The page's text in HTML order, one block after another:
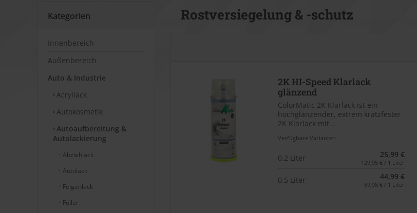
Kategorien
Innenbereich
Außenbereich
Auto & Industrie
Acryllack
Autokosmetik
Autoaufbereitung &
Autolackierung
Abziehlack
Autolack
Felgenlack
Füller
Rostversiegelung & -schutz
2K HI-Speed Klarlack
glänzend
ColorMatic 2K Klarlack ist ein
hochglänzender, extrem kratzfester
2K Klarlack mit...
Verfügbare Varianten
0,2 Liter 25,99 €
129,95 € / 1 Liter
0,5 Liter 44,99 €
89,98 € / 1 Liter